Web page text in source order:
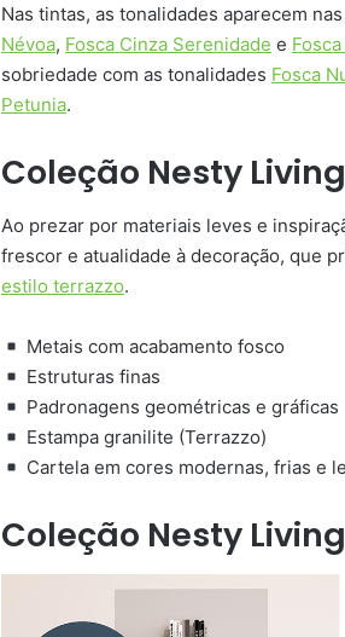
Nas tintas, as tonalidades aparecem
Névoa, Fosca Cinza Serenidade e
sobriedade com as tonalidades Fosca
Petunia.
Coleção Nesty
Ao prezar por materiais leves e
frescor e atualidade à decoração, que
estilo terrazzo.
Metais com acabamento fosco
Estruturas finas
Padronagens geométricas e gráficas
Estampa granilite (Terrazzo)
Cartela em cores modernas, frias e
Coleção Nesty